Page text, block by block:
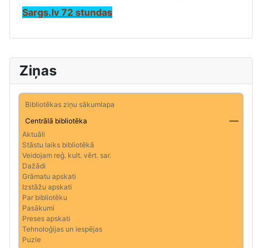
Ziņas
Bibliotēkas ziņu sākumlapa
Centrālā bibliotēka
Aktuāli
Stāstu laiks bibliotēkā
Veidojam reģ. kult. vērt. sar.
Dažādi
Grāmatu apskati
Izstāžu apskati
Par bibliotēku
Pasākumi
Preses apskati
Tehnoloģijas un iespējas
Puzle
Sargs.lv 72 stundas